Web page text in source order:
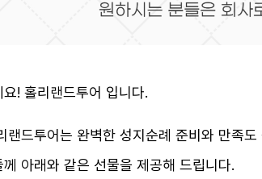
요! 홀리랜드투어 입니다.
랜드투어는 완벽한 성지순례 준비와 만족
께 아래와 같은 선물을 제공해 드립니다.